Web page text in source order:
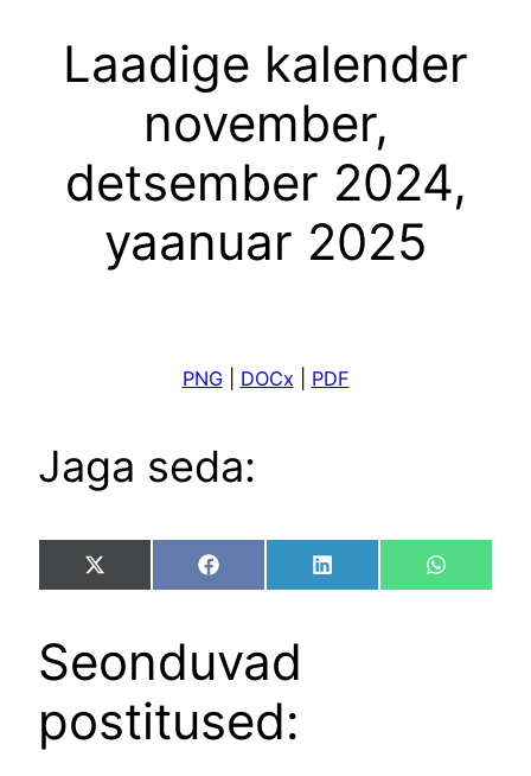
Laadige kalender
november,
detsember 2024,
yaanuar 2025
PNG DOCx PDF
Jaga seda:
Share
on
X
(Twitter)
Share
on
Facebook
Share
on
LinkedIn
Share
on
Seonduvad
postitused: